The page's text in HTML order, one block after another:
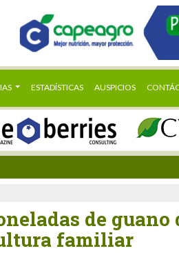
ESTADÍSTICAS AUSPICIOS
de
familiar